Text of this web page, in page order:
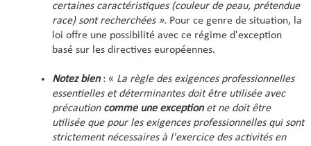
certaines caractéristiques (couleur de peau, prétendue
race) sont recherchées ». Pour ce genre de situation, la
loi offre une possibilité avec ce régime d'exception
basé sur les directives européennes.
Notez bien: « La règle des exigences professionnelles
essentielles et déterminantes doit être utilisée avec
précaution comme une exceptionet ne doit être
utilisée que pour les exigences professionnelles qui sont
strictement nécessaires à l'exercice des activités en